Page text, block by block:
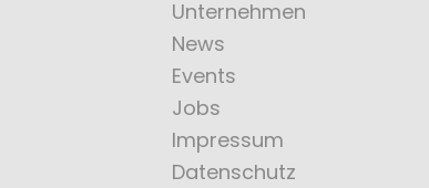
Unternehmen
News
Events
Jobs
Impressum
Datenschutz